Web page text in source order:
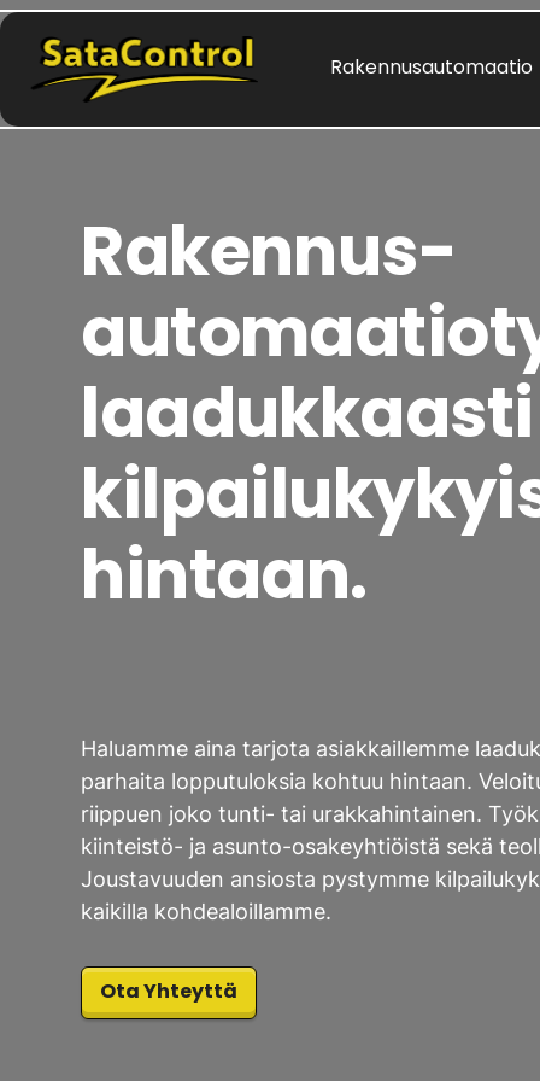
Rakennusautomaatio
Rakennus-
laadukkaasti
hintaan.
Haluamme aina tarjota asiakkaillemme
parhaita lopputuloksia kohtuu hintaan.
riippuen joko tunti- tai urakkahintainen.
kiinteistö- ja asunto-osakeyhtiöistä sekä
Joustavuuden ansiosta pystymme
kaikilla kohdealoillamme.
Ota Yhteyttä